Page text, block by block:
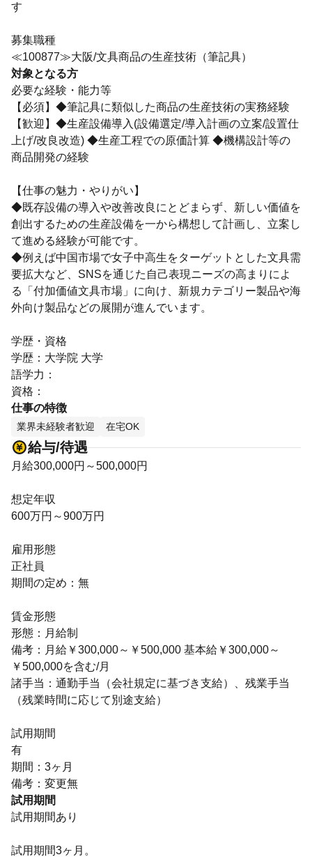
す
募集職種
≪100877≫大阪/文具商品の生産技術（筆記具）
対象となる方
必要な経験・能力等
【必須】◆筆記具に類似した商品の生産技術の実務経験
【歓迎】◆生産設備導入(設備選定/導入計画の立案/設置仕
上げ/改良改造) ◆生産工程での原価計算 ◆機構設計等の
商品開発の経験
【仕事の魅力・やりがい】
◆既存設備の導入や改善改良にとどまらず、新しい価値を
創出するための生産設備を一から構想して計画し、立案し
て進める経験が可能です。
◆例えば中国市場で女子中高生をターゲットとした文具需
要拡大など、SNSを通じた自己表現ニーズの高まりによ
る「付加価値文具市場」に向け、新規カテゴリー製品や海
外向け製品などの展開が進んでいます。
学歴・資格
学歴：大学院 大学
語学力：
資格：
仕事の特徴
業界未経験者歓迎 在宅OK
給与/待遇
月給300,000円～500,000円
想定年収
600万円～900万円
雇用形態
正社員
期間の定め：無
賃金形態
形態：月給制
備考：月給￥300,000～￥500,000 基本給￥300,000～
￥500,000を含む/月
諸手当：通勤手当（会社規定に基づき支給）、残業手当
（残業時間に応じて別途支給）
試用期間
有
期間：3ヶ月
備考：変更無
試用期間
試用期間あり
試用期間3ヶ月。